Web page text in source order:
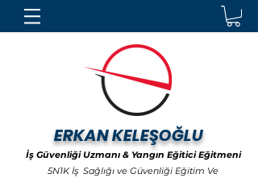
ERKAN KELEŞOĞLU
İş Güvenliği Uzmanı & Yangın Eğitici Eğitmeni
5N1K İş Sağlığı ve Güvenliği Eğitim Ve